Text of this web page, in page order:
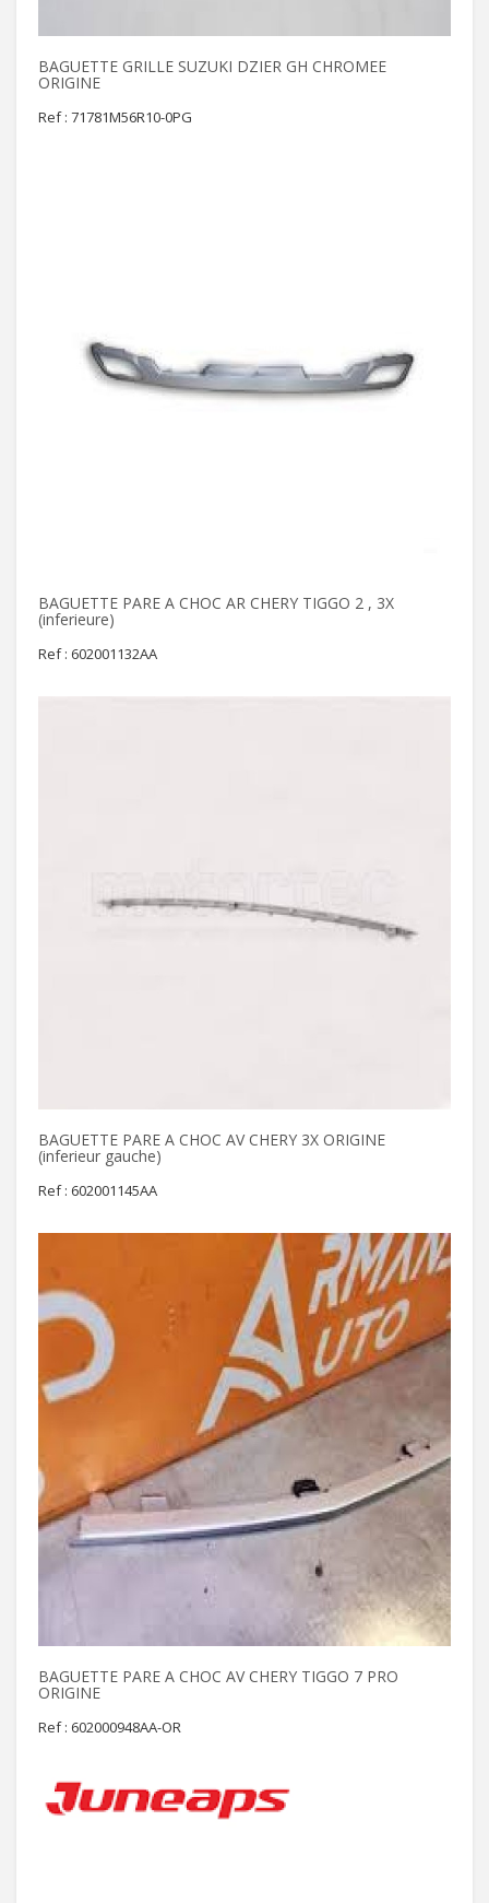
BAGUETTE GRILLE SUZUKI DZIER GH CHROMEE
ORIGINE
Ref : 71781M56R10-0PG
BAGUETTE PARE A CHOC AR CHERY TIGGO 2 , 3X
(inferieure)
Ref : 602001132AA
BAGUETTE PARE A CHOC AV CHERY 3X ORIGINE
(inferieur gauche)
Ref : 602001145AA
BAGUETTE PARE A CHOC AV CHERY TIGGO 7 PRO
ORIGINE
Ref : 602000948AA-OR